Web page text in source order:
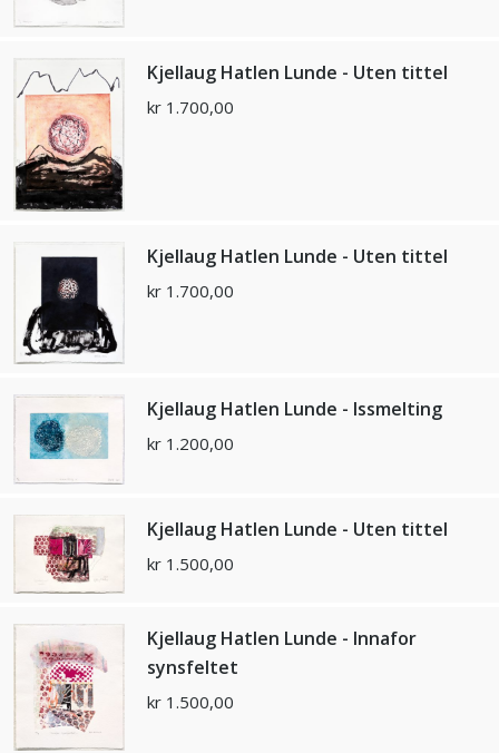
Kjellaug Hatlen Lunde - Uten tittel
kr 1.700,00
Kjellaug Hatlen Lunde - Uten tittel
kr 1.700,00
Kjellaug Hatlen Lunde - Issmelting
kr 1.200,00
Kjellaug Hatlen Lunde - Uten tittel
kr 1.500,00
Kjellaug Hatlen Lunde - Innafor
synsfeltet
kr 1.500,00